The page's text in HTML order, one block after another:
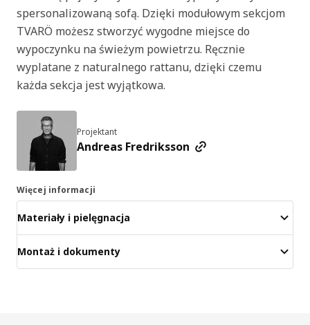
spersonalizowaną sofą. Dzięki modułowym sekcjom
TVARÖ możesz stworzyć wygodne miejsce do
wypoczynku na świeżym powietrzu. Ręcznie
wyplatane z naturalnego rattanu, dzięki czemu
każda sekcja jest wyjątkowa.
Projektant
Andreas Fredriksson
Więcej informacji
Materiały i pielęgnacja
Montaż i dokumenty